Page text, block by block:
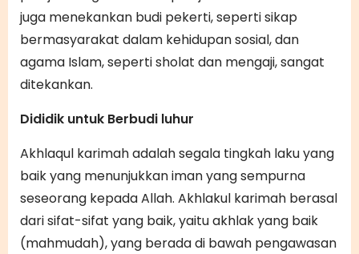
juga menekankan budi pekerti, seperti sikap
bermasyarakat dalam kehidupan sosial, dan
agama Islam, seperti sholat dan mengaji, sangat
ditekankan.
Dididik untuk Berbudi luhur
Akhlaqul karimah adalah segala tingkah laku yang
baik yang menunjukkan iman yang sempurna
seseorang kepada Allah. Akhlakul karimah berasal
dari sifat-sifat yang baik, yaitu akhlak yang baik
(mahmudah), yang berada di bawah pengawasan